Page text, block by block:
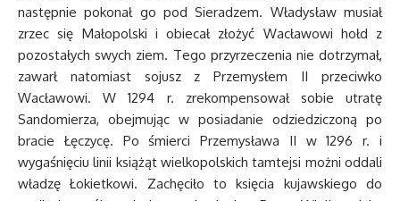
następnie pokonał go pod Sieradzem. Władysław musiał
zrzec się Małopolski i obiecał złożyć Wacławowi hołd z
pozostałych swych ziem. Tego przyrzeczenia nie dotrzymał,
zawarł natomiast sojusz z Przemysłem II przeciwko
Wacławowi. W 1294 r. zrekompensował sobie utratę
Sandomierza, obejmując w posiadanie odziedziczoną po
bracie Łęczycę. Po śmierci Przemysława II w 1296 r. i
wygaśnięciu linii książąt wielkopolskich tamtejsi możni oddali
władzę Łokietkowi. Zachęciło to księcia kujawskiego do